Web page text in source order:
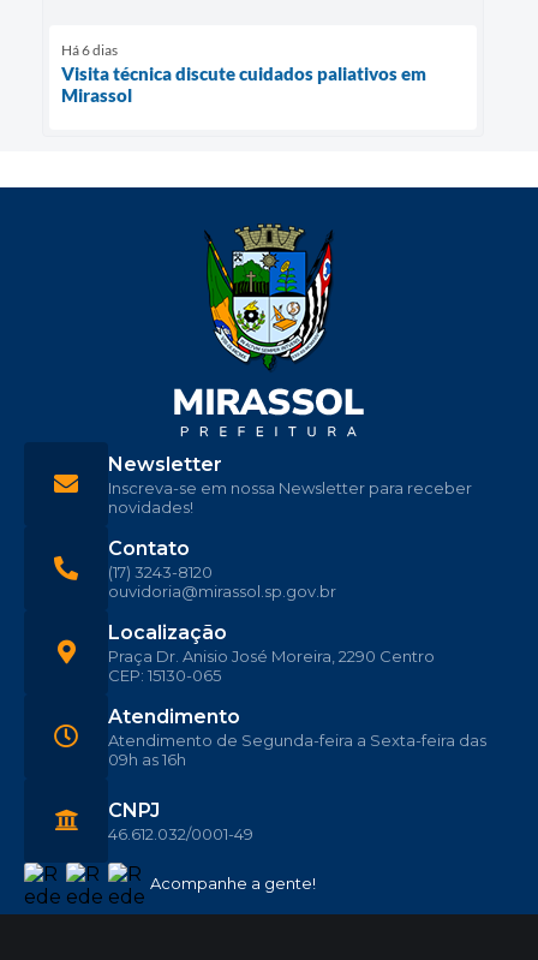
Há 6 dias
Visita técnica discute cuidados paliativos em
Mirassol
Acompanhe a gente!
Localização
Praça Dr. Anisio José Moreira, 2290 Centro
CEP: 15130-065
Contato
(17) 3243-8120
ouvidoria@mirassol.sp.gov.br
Atendimento
Atendimento de Segunda-feira a Sexta-feira das
09h as 16h
CNPJ
46.612.032/0001-49
Newsletter
Inscreva-se em nossa Newsletter para receber
novidades!